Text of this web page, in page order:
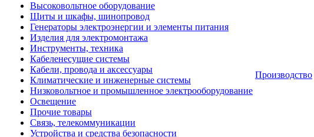
Высоковольтное оборудование
Щиты и шкафы, шинопровод
Генераторы электроэнергии и элементы питания
Изделия для электромонтажа
Инструменты, техника
Кабеленесущие системы
Кабели, провода и аксессуары
Климатические и инженерные системы
Низковольтное и промышленное электрооборудование
Освещение
Прочие товары
Связь, телекоммуникации
Устройства и средства безопасности
Производство